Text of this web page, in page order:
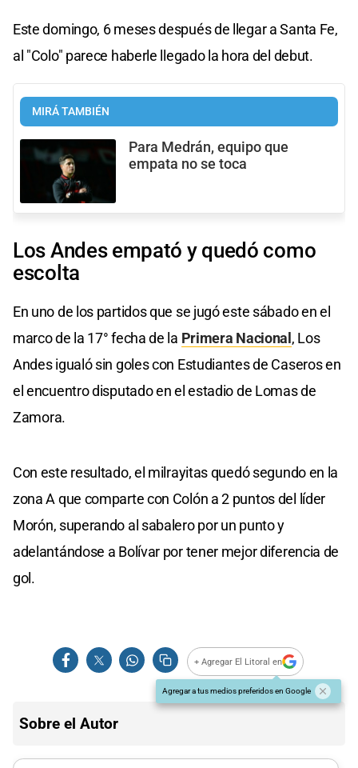
Este domingo, 6 meses después de llegar a Santa Fe,
al "Colo" parece haberle llegado la hora del debut.
MIRÁ TAMBIÉN
Para Medrán, equipo que
empata no se toca
Los Andes empató y quedó como
escolta
En uno de los partidos que se jugó este sábado en el
marco de la 17° fecha de la Primera Nacional , Los
Andes igualó sin goles con Estudiantes de Caseros en
el encuentro disputado en el estadio de Lomas de
Zamora.
Con este resultado, el milrayitas quedó segundo en la
zona A que comparte con Colón a 2 puntos del líder
Morón, superando al sabalero por un punto y
adelantándose a Bolívar por tener mejor diferencia de
gol.
+ Agregar El Litoral en
Agregar a tus medios preferidos en Google
Sobre el Autor